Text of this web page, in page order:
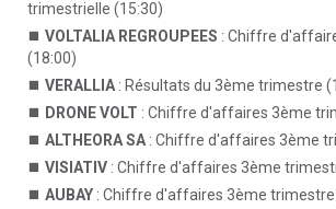
trimestrielle (15:30)
VOLTALIA REGROUPEES : Chiffre
(18:00)
VERALLIA : Résultats du 3ème trimestre
DRONE VOLT : Chiffre d'affaires 3ème
ALTHEORA SA : Chiffre d'affaires 3ème
VISIATIV : Chiffre d'affaires 3ème
AUBAY : Chiffre d'affaires 3ème trimestre